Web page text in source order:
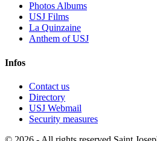
Photos Albums
USJ Films
La Quinzaine
Anthem of USJ
Infos
Contact us
Directory
USJ Webmail
Security measures